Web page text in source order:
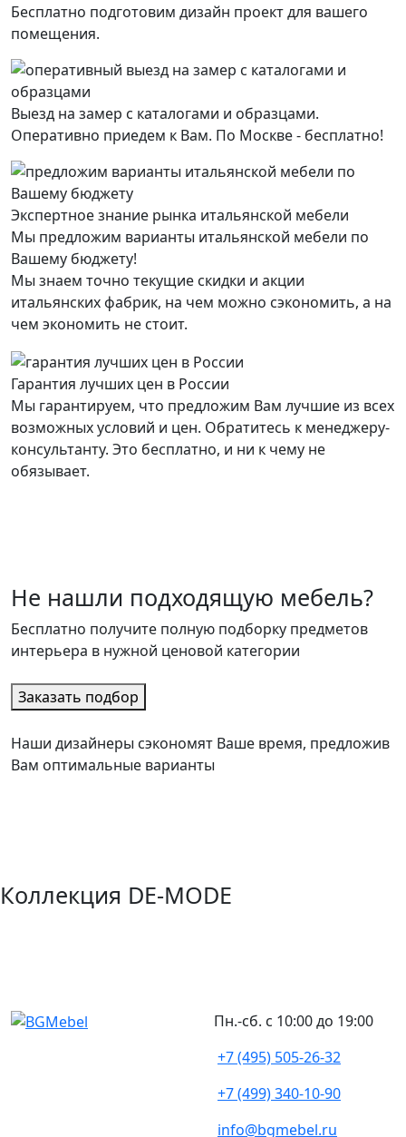
Бесплатно подготовим дизайн проект для вашего
помещения.
Выезд на замер с каталогами и образцами.
Оперативно приедем к Вам. По Москве - бесплатно!
Экспертное знание рынка итальянской мебели
Мы предложим варианты итальянской мебели по
Вашему бюджету!
Мы знаем точно текущие скидки и акции
итальянских фабрик, на чем можно сэкономить, а на
чем экономить не стоит.
Гарантия лучших цен в России
Мы гарантируем, что предложим Вам лучшие из всех
возможных условий и цен. Обратитесь к менеджеру-
консультанту. Это бесплатно, и ни к чему не
обязывает.
Не нашли подходящую мебель?
Бесплатно получите полную подборку предметов
интерьера в нужной ценовой категории
Заказать подбор
Наши дизайнеры сэкономят Ваше время, предложив
Вам оптимальные варианты
Коллекция DE-MODE
Пн.-сб. с 10:00 до 19:00
+7 (495) 505-26-32
+7 (499) 340-10-90
info@bgmebel.ru